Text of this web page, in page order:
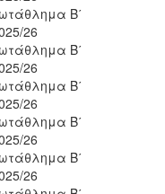
Β΄
26
Β΄
26
Β΄
26
Β΄
26
Β΄
26